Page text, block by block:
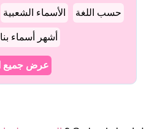
حسب اللغة الأسماء الشعبية
أشهر أسماء بنات
عرض جميع